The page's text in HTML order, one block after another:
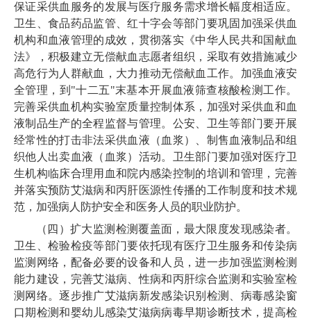
保证采供血服务的发展与医疗服务需求增长幅度相适应。
卫生、食品药品监管、红十字会等部门要巩固加强采供血
机构和血液管理的成效，贯彻落实《中华人民共和国献血
法》，积极建立无偿献血志愿者组织，采取有效措施减少
高危行为人群献血，大力推动无偿献血工作。加强血液安
全管理，到"十二五"末基本开展血液筛查核酸检测工作。
完善采供血机构实验室质量控制体系，加强对采供血和血
液制品生产的全程监督与管理。公安、卫生等部门要开展
经常性的打击非法采供血液（血浆）、制售血液制品和组
织他人出卖血液（血浆）活动。卫生部门要加强对医疗卫
生机构临床合理用血和院内感染控制的培训和管理，完善
并落实预防艾滋病和丙肝医源性传播的工作制度和技术规
范，加强病人防护安全和医务人员的职业防护。
（四）扩大监测检测覆盖面，最大限度发现感染者。
卫生、检验检疫等部门要依托现有医疗卫生服务和传染病
监测网络，配备必要的设备和人员，进一步加强监测检测
能力建设，完善艾滋病、性病和丙肝综合监测和实验室检
测网络。逐步推广艾滋病新发感染识别检测、病毒感染窗
口期检测和婴幼儿感染艾滋病病毒早期诊断技术，提高检